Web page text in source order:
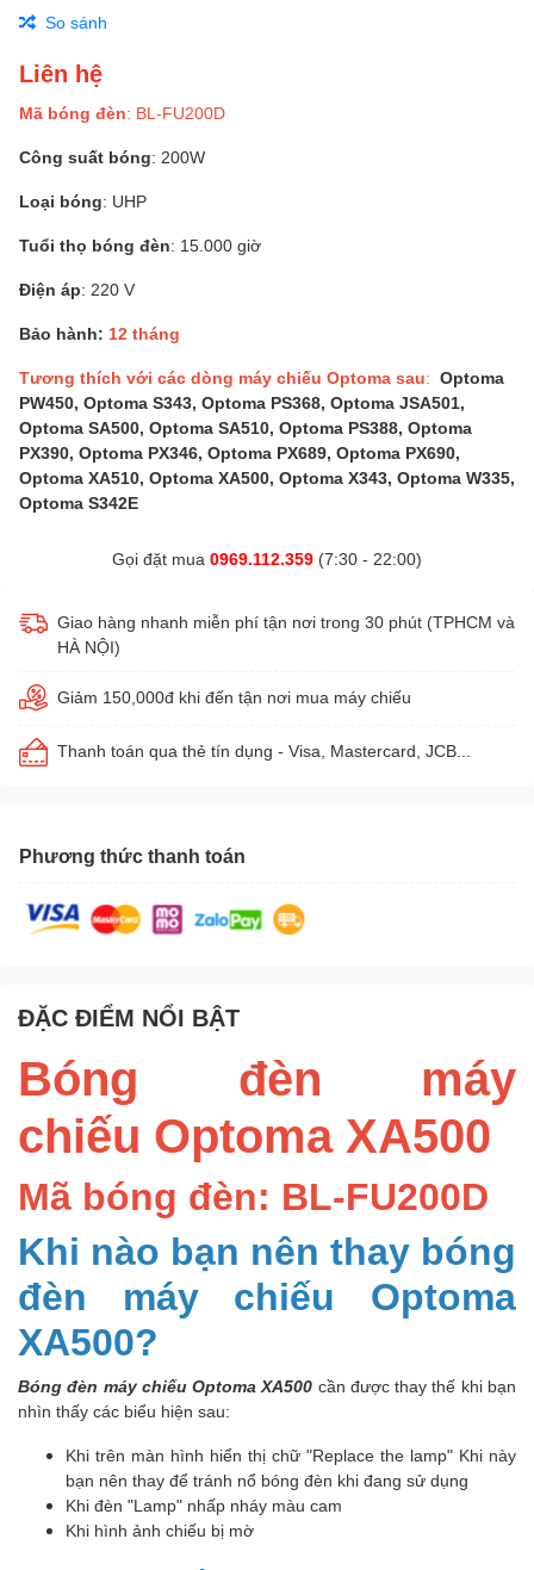
So sánh
Liên hệ
Mã bóng đèn: BL-FU200D
Công suất bóng: 200W
Loại bóng: UHP
Tuổi thọ bóng đèn: 15.000 giờ
Điện áp: 220 V
Bảo hành: 12 tháng
Tương thích với các dòng máy chiếu Optoma sau: Optoma
PW450, Optoma S343, Optoma PS368, Optoma JSA501,
Optoma SA500, Optoma SA510, Optoma PS388, Optoma
PX390, Optoma PX346, Optoma PX689, Optoma PX690,
Optoma XA510, Optoma XA500, Optoma X343, Optoma W335,
Optoma S342E
Gọi đặt mua 0969.112.359 (7:30 - 22:00)
Giao hàng nhanh miễn phí tận nơi trong 30 phút (TPHCM và
HÀ NỘI)
Giảm 150,000đ khi đến tận nơi mua máy chiếu
Thanh toán qua thẻ tín dụng - Visa, Mastercard, JCB...
Phương thức thanh toán
ĐẶC ĐIỂM NỔI BẬT
Bóng đèn máy
chiếu Optoma XA500
Mã bóng đèn: BL-FU200D
Khi nào bạn nên thay bóng
đèn máy chiếu Optoma
XA500?
Bóng đèn máy chiếu Optoma XA500 cần được thay thế khi bạn
nhìn thấy các biểu hiện sau:
Khi trên màn hình hiển thị chữ "Replace the lamp" Khi này
bạn nên thay để tránh nổ bóng đèn khi đang sử dụng
Khi đèn "Lamp" nhấp nháy màu cam
Khi hình ảnh chiếu bị mờ